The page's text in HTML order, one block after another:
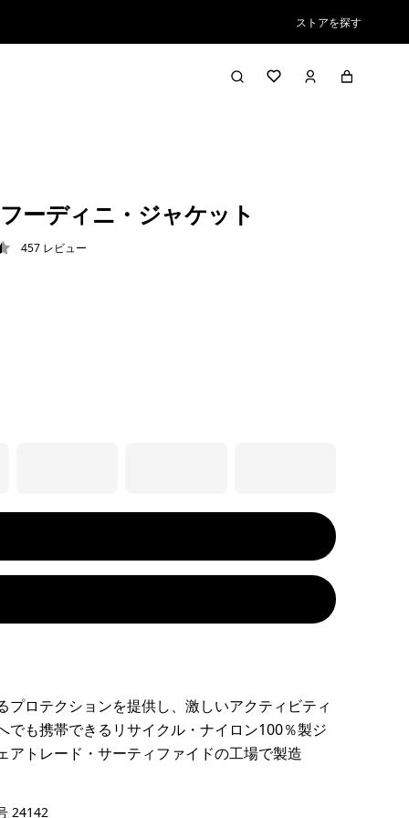
ストアを探す
ーディニ・ジャケット
/ 5457 レビュー
プロテクションを提供し、激しいアクティビティ
でも携帯できるリサイクル・ナイロン100％製ジ
アトレード・サーティファイドの工場で製造
24142